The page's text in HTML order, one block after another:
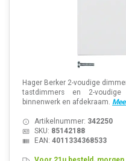
Hager Berker 2-voudige
tastdimmers en 2-voudige
binnenwerk en afdekraam.
Artikelnummer: 342250
SKU: 85142188
EAN: 4011334368533